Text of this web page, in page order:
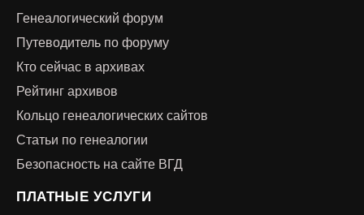
Генеалогический форум
Путеводитель по форуму
Кто сейчас в архивах
Рейтинг архивов
Кольцо генеалогических сайтов
Статьи по генеалогии
Безопасность на сайте ВГД
ПЛАТНЫЕ УСЛУГИ